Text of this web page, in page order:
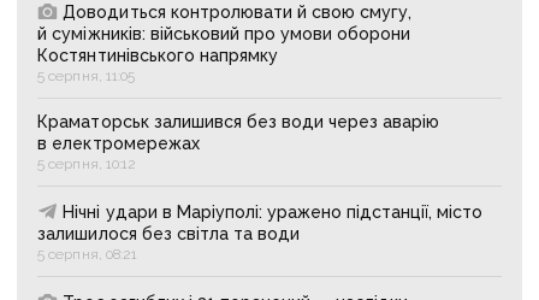
Доводиться контролювати й свою смугу,
й суміжників: військовий про умови оборони
Костянтинівського напрямку
5 серпня, 11:05
Краматорськ залишився без води через аварію
в електромережах
5 серпня, 10:12
Нічні удари в Маріуполі: уражено підстанції, місто
залишилося без світла та води
5 серпня, 08:21